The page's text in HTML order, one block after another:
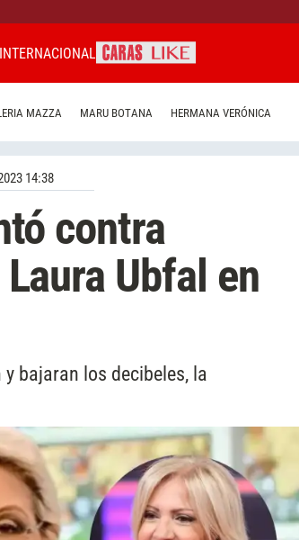
INTERNACIONAL
MAZZA MARU BOTANA HERMANA VERÓNICA
14:38
contra
Ubfal en
bajaran los decibeles, la